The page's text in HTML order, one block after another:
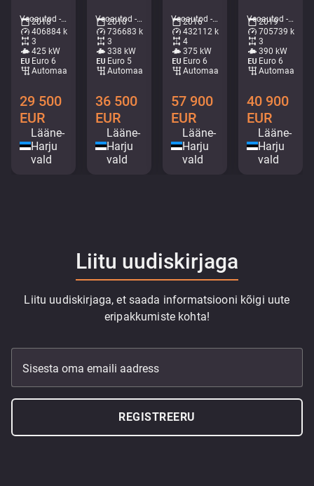
Veoautod - Raam • M435-3734
2018
406884 km
3
425 kW
Euro 6
Automaat
29 500
EUR
Lääne-
Harju
vald
Veoautod - Kraanaga konkslift • M062-7905
2010
736683 km
3
338 kW
Euro 5
Automaat
36 500
EUR
Lääne-
Harju
vald
Veoautod - Kraanaga kallur • M571-8434
2016
432112 km
4
375 kW
Euro 6
Automaat
57 900
EUR
Lääne-
Harju
vald
Veoautod - Raam • M190-4102
2019
705739 km
3
390 kW
Euro 6
Automaat
40 900
EUR
Lääne-
Harju
vald
Liitu uudiskirjaga
Liitu uudiskirjaga, et saada informatsiooni kõigi uute
eripakkumiste kohta!
Sisesta oma emaili aadress
REGISTREERU